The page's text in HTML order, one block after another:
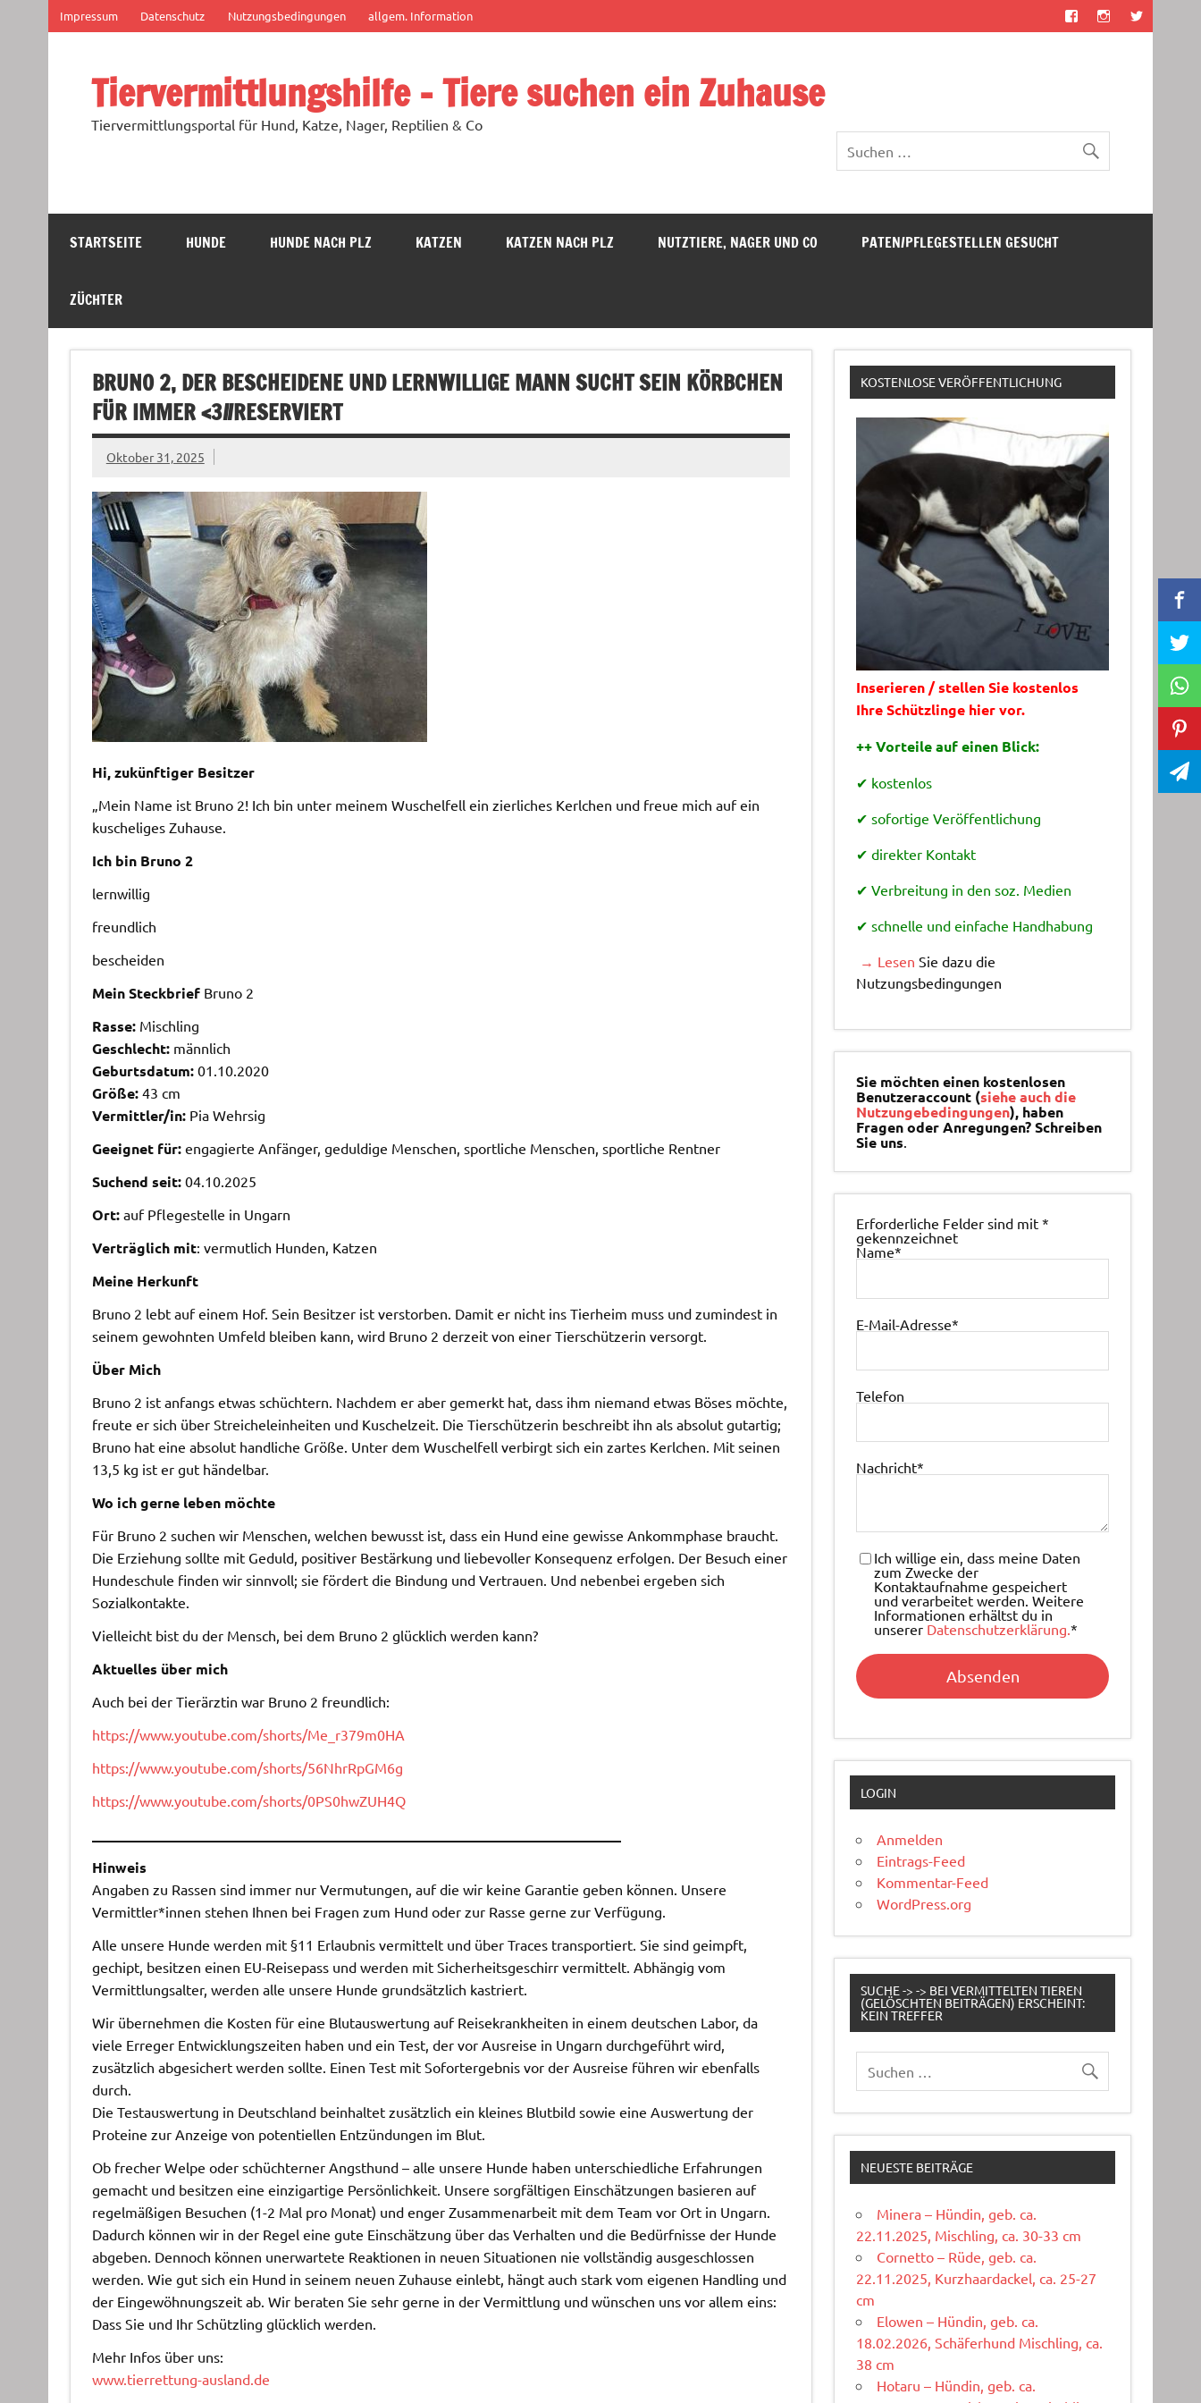
springen
Impressum Datenschutz Nutzungsbedingungen allgem. Information
Tiervermittlungshilfe – Tiere suchen ein Zuhause
Tiervermittlungsportal für Hund, Katze, Nager, Reptilien & Co
STARTSEITE HUNDE HUNDE NACH PLZ KATZEN KATZEN NACH PLZ NUTZTIERE, NAGER UND CO PATEN/PFLEGESTELLEN GESUCHT
ZÜCHTER
BRUNO 2, DER BESCHEIDENE UND LERNWILLIGE MANN SUCHT SEIN KÖRBCHEN
FÜR IMMER <3//RESERVIERT
Oktober 31, 2025
Hi, zukünftiger Besitzer
„Mein Name ist Bruno 2! Ich bin unter meinem Wuschelfell ein zierliches Kerlchen und freue mich auf ein
kuscheliges Zuhause.
Ich bin Bruno 2
lernwillig
freundlich
bescheiden
Mein SteckbriefBruno 2
Rasse:Mischling
Geschlecht:männlich
Geburtsdatum: 01.10.2020
Größe:43 cm
Vermittler/in:Pia Wehrsig
Geeignet für:engagierte Anfänger, geduldige Menschen, sportliche Menschen, sportliche Rentner
Suchend seit:04.10.2025
Ort:auf Pflegestelle in Ungarn
Verträglich mit: vermutlich Hunden, Katzen
Meine Herkunft
Bruno 2 lebt auf einem Hof. Sein Besitzer ist verstorben. Damit er nicht ins Tierheim muss und zumindest in
seinem gewohnten Umfeld bleiben kann, wird Bruno 2 derzeit von einer Tierschützerin versorgt.
Über Mich
Bruno 2 ist anfangs etwas schüchtern. Nachdem er aber gemerkt hat, dass ihm niemand etwas Böses möchte,
freute er sich über Streicheleinheiten und Kuschelzeit. Die Tierschützerin beschreibt ihn als absolut gutartig;
Bruno hat eine absolut handliche Größe. Unter dem Wuschelfell verbirgt sich ein zartes Kerlchen. Mit seinen
13,5 kg ist er gut händelbar.
Wo ich gerne leben möchte
Für Bruno 2 suchen wir Menschen, welchen bewusst ist, dass ein Hund eine gewisse Ankommphase braucht.
Die Erziehung sollte mit Geduld, positiver Bestärkung und liebevoller Konsequenz erfolgen. Der Besuch einer
Hundeschule finden wir sinnvoll; sie fördert die Bindung und Vertrauen. Und nebenbei ergeben sich
Sozialkontakte.
Vielleicht bist du der Mensch, bei dem Bruno 2 glücklich werden kann?
Aktuelles über mich
Auch bei der Tierärztin war Bruno 2 freundlich:
https://www.youtube.com/shorts/Me_r379m0HA
https://www.youtube.com/shorts/56NhrRpGM6g
https://www.youtube.com/shorts/0PS0hwZUH4Q
Hinweis
Angaben zu Rassen sind immer nur Vermutungen, auf die wir keine Garantie geben können. Unsere
Vermittler*innen stehen Ihnen bei Fragen zum Hund oder zur Rasse gerne zur Verfügung.
Alle unsere Hunde werden mit §11 Erlaubnis vermittelt und über Traces transportiert. Sie sind geimpft,
gechipt, besitzen einen EU-Reisepass und werden mit Sicherheitsgeschirr vermittelt. Abhängig vom
Vermittlungsalter, werden alle unsere Hunde grundsätzlich kastriert.
Wir übernehmen die Kosten für eine Blutauswertung auf Reisekrankheiten in einem deutschen Labor, da
viele Erreger Entwicklungszeiten haben und ein Test, der vor Ausreise in Ungarn durchgeführt wird,
zusätzlich abgesichert werden sollte. Einen Test mit Sofortergebnis vor der Ausreise führen wir ebenfalls
durch.
Die Testauswertung in Deutschland beinhaltet zusätzlich ein kleines Blutbild sowie eine Auswertung der
Proteine zur Anzeige von potentiellen Entzündungen im Blut.
Ob frecher Welpe oder schüchterner Angsthund – alle unsere Hunde haben unterschiedliche Erfahrungen
gemacht und besitzen eine einzigartige Persönlichkeit. Unsere sorgfältigen Einschätzungen basieren auf
regelmäßigen Besuchen (1-2 Mal pro Monat) und enger Zusammenarbeit mit dem Team vor Ort in Ungarn.
Dadurch können wir in der Regel eine gute Einschätzung über das Verhalten und die Bedürfnisse der Hunde
abgeben. Dennoch können unerwartete Reaktionen in neuen Situationen nie vollständig ausgeschlossen
werden. Wie gut sich ein Hund in seinem neuen Zuhause einlebt, hängt auch stark vom eigenen Handling und
der Eingewöhnungszeit ab. Wir beraten Sie sehr gerne in der Vermittlung und wünschen uns vor allem eins:
Dass Sie und Ihr Schützling glücklich werden.
Mehr Infos über uns:
www.tierrettung-ausland.de
KOSTENLOSE VERÖFFENTLICHUNG
Inserieren / stellen Sie kostenlos
Ihre Schützlinge hier vor.
++ Vorteile auf einen Blick:
✔ kostenlos
✔ sofortige Veröffentlichung
✔ direkter Kontakt
✔ Verbreitung in den soz. Medien
✔ schnelle und einfache Handhabung
→ Lesen Sie dazu die
Nutzungsbedingungen
Sie möchten einen kostenlosen
Benutzeraccount (siehe auch die
Nutzungebedingungen), haben
Fragen oder Anregungen? Schreiben
Sie uns.
Erforderliche Felder sind mit*
gekennzeichnet
Name*
E-Mail-Adresse*
Telefon
Nachricht*
Ich willige ein, dass meine Daten
zum Zwecke der
Kontaktaufnahme gespeichert
und verarbeitet werden. Weitere
Informationen erhältst du in
unserer Datenschutzerklärung.*
LOGIN
Anmelden
Eintrags-Feed
Kommentar-Feed
WordPress.org
SUCHE -> -> BEI VERMITTELTEN TIEREN
(GELÖSCHTEN BEITRÄGEN) ERSCHEINT:
KEIN TREFFER
NEUESTE BEITRÄGE
Minera – Hündin, geb. ca.
22.11.2025, Mischling, ca. 30-33 cm
Cornetto – Rüde, geb. ca.
22.11.2025, Kurzhaardackel, ca. 25-27
cm
Elowen – Hündin, geb. ca.
18.02.2026, Schäferhund Mischling, ca.
38 cm
Hotaru – Hündin, geb. ca.